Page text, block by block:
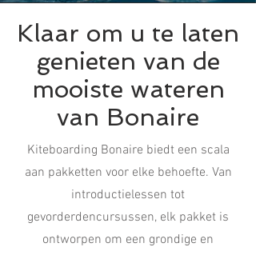
Klaar om u te laten
genieten van de
mooiste wateren
van Bonaire
Kiteboarding Bonaire biedt een scala
aan pakketten voor elke behoefte. Van
introductielessen tot
gevorderdencursussen, elk pakket is
ontworpen om een grondige en